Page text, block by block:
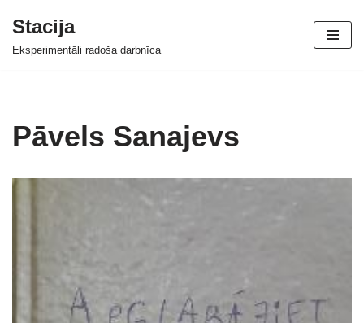
Skip
Stacija
Eksperimentāli radoša darbnīca
Pāvels Sanajevs